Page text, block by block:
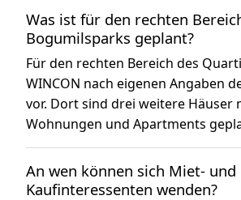
Was ist für den rechten
Bogumilsparks geplant?
Für den rechten Bereich des
WINCON nach eigenen Angaben
vor. Dort sind drei weitere Häuser
Wohnungen und Apartments
An wen können sich Miet- und
Kaufinteressenten wenden?